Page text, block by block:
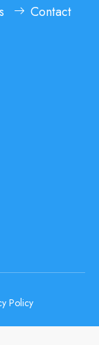
Contact
Policy